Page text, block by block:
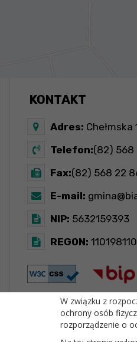
KONTAKT
Adres: Chełmska
Telefon:(82) 568
Fax:(82) 568 22
E-mail:
NIP: 5632159393
REGON: 110198110
OFICJALNY SERWIS
W związku z
ochrony osób
rozporządzenie o